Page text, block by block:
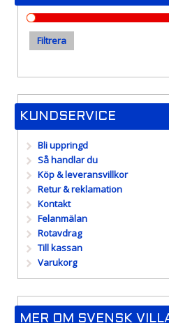
Filtrera
KUNDSERVICE
Bli uppringd
Så handlar du
Köp & leveransvillkor
Retur & reklamation
Kontakt
Felanmälan
Rotavdrag
Till kassan
Varukorg
MER OM SVENSK